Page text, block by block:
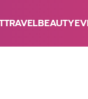
TRAVELBEAUTY